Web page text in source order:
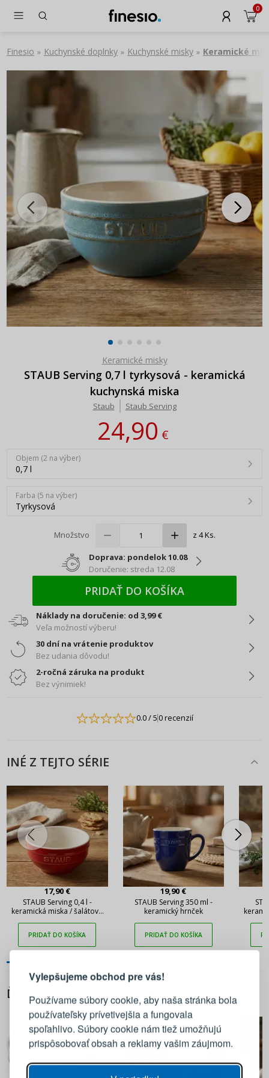
Vylepšujeme obchod pre vás!
Používame súbory cookie, aby naša stránka bola
používateľsky prívetivejšia a fungovala
spoľahlivo. Súbory cookie nám tiež umožňujú
prispôsobovať obsah a reklamy vašim záujmom.
0
Finesio » Kuchynské doplnky » Kuchynské misky » Keramické
Keramické misky
STAUB Serving 0,7 l tyrkysová - keramická
kuchynská miska
Staub Staub Serving
24,90€
Objem (2 na výber)
0,7 l
Farba (5 na výber)
Tyrkysová
Množstvo z 4 Ks.
Doprava: pondelok 10.08
Doručenie: streda 12.08
PRIDAŤ DO KOŠÍKA
Náklady na doručenie: od 3,99 €
Veľa možností výberu!
30 dní na vrátenie produktov
Bez udania dôvodu!
2-ročná záruka na produkt
Bez výnimiek!
0.0/ 50 recenzií
INÉ Z TEJTO SÉRIE
17,90 €
STAUB Serving 0,4 l -
keramická miska / šalátová
PRIDAŤ DO KOŠÍKA
19,90 €
STAUB Serving 350 ml -
keramický hrnček
PRIDAŤ DO KOŠÍKA
ĎALŠIE Z TEJTO KATEGÓRIE
PRIHLÁSENIE REGISTRÁCIA
Prihláste sa k svojmu účtu
E-mail